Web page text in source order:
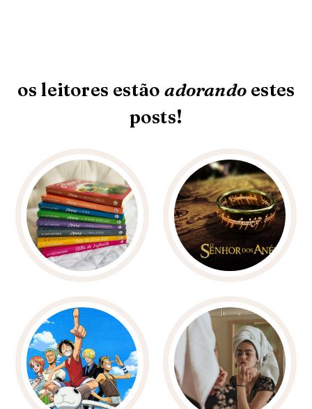
os leitores estãoadorando estes
posts!